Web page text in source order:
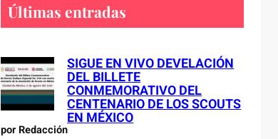
h
Últimas entradas
SIGUE EN VIVO DEVELACIÓN
DEL BILLETE
CONMEMORATIVO DEL
CENTENARIO DE LOS SCOUTS
EN MÉXICO
por Redacción